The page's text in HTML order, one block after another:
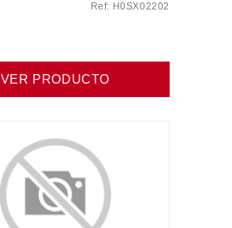
Ref: H0SX02202
VER PRODUCTO